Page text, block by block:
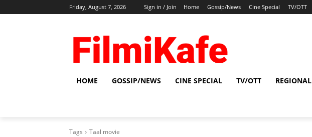
Friday, August 7, 2026 Sign in / Join Home Gossip/News Cine Special TV/OTT
HOME GOSSIP/NEWS CINE SPECIAL TV/OTT
Tags Taal movie